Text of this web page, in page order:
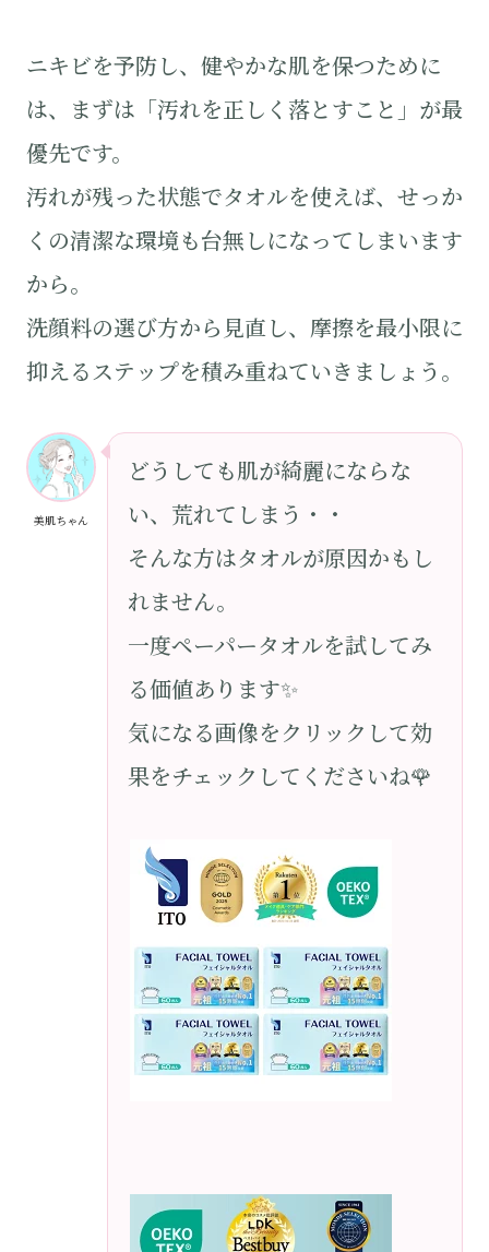
ニキビを予防し、健やかな肌を保つために
は、まずは「汚れを正しく落とすこと」が最
優先です。
汚れが残った状態でタオルを使えば、せっか
くの清潔な環境も台無しになってしまいます
から。
洗顔料の選び方から見直し、摩擦を最小限に
抑えるステップを積み重ねていきましょう。
美肌ちゃん
どうしても肌が綺麗にならな
い、荒れてしまう・・
そんな方はタオルが原因かもし
れません。
一度ペーパータオルを試してみ
る価値あります✨
気になる画像をクリックして効
果をチェックしてくださいね🌹